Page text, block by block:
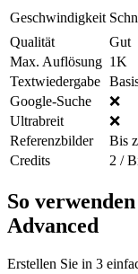
Geschwindigkeit
Qualität
Gut
Max. Auflösung 1K
Textwiedergabe
Google-Suche
❌
Ultrabreit
❌
Referenzbilder
Bis
Credits
2 /
So
Advanced
Erstellen Sie in 3